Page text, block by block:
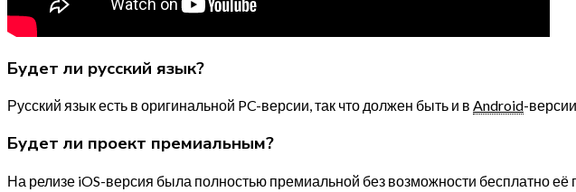
Будет ли русский язык?
Русский язык есть в оригинальной PC-версии, так что должен быть и в Android-
Будет ли проект премиальным?
На релизе iOS-версия была полностью премиальной без возможности бесплатно её